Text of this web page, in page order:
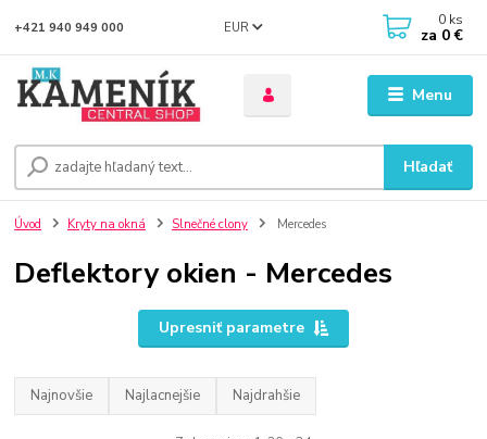
Menu
EUR
Hľadať
+421 940 949 000 0 ks
za 0 €
Úvod Kryty na okná Slnečné clony Mercedes
Deflektory okien - Mercedes
Upresniť parametre
Najnovšie Najlacnejšie Najdrahšie